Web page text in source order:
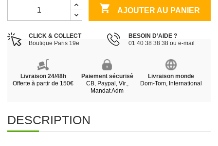
 AJOUTER AU PANIER
CLICK & COLLECT
Boutique Paris 19e
BESOIN D’AIDE ?
01 40 38 38 38 ou e-mail
Livraison 24/48h
Offerte à partir de 150€
Paiement sécurisé
CB, Paypal, Vir.,
Mandat Adm
Livraison monde
Dom-Tom, International
DESCRIPTION